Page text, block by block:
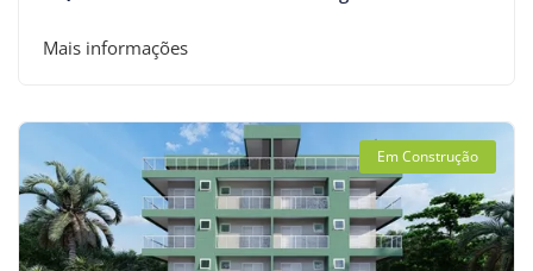
Mais informações
Em Construção